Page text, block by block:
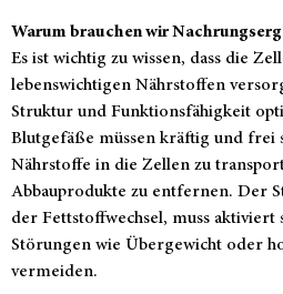
Warum brauchen wir
Es ist wichtig zu wissen, dass die
lebenswichtigen Nährstoffen
Struktur und Funktionsfähigkeit
Blutgefäße müssen kräftig und frei
Nährstoffe in die Zellen zu
Abbauprodukte zu entfernen. Der
der Fettstoffwechsel, muss
Störungen wie Übergewicht oder
vermeiden.